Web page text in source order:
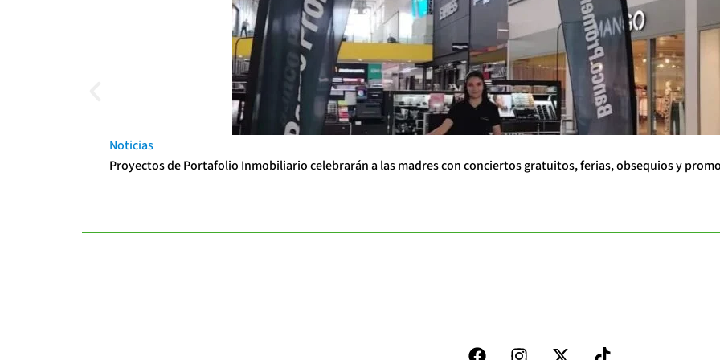
Noticias
Proyectos de Portafolio Inmobiliario celebrarán a las madres con conciertos gratuitos, ferias, obsequios y